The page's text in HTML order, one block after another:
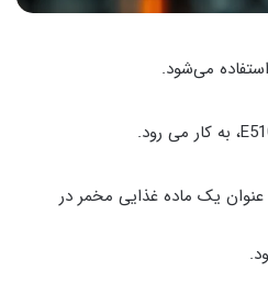
می‌شود.
یک ماده غذایی مخمر در